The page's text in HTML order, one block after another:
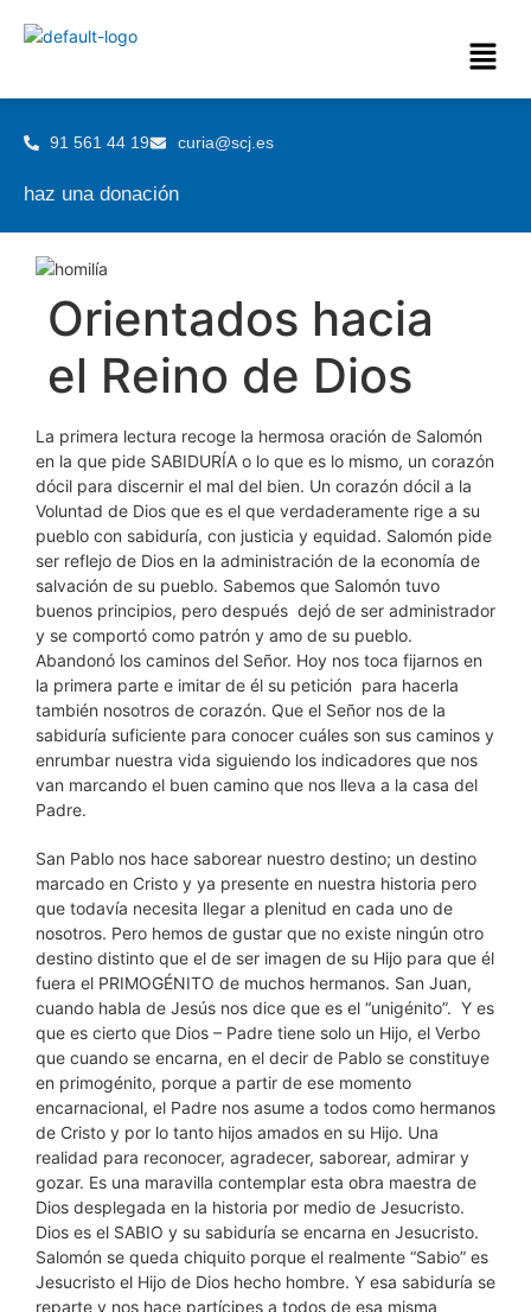
91 561 44 19 curia@scj.es
haz una donación
Orientados hacia
el Reino de Dios
La primera lectura recoge la hermosa oración de Salomón
en la que pide SABIDURÍA o lo que es lo mismo, un corazón
dócil para discernir el mal del bien. Un corazón dócil a la
Voluntad de Dios que es el que verdaderamente rige a su
pueblo con sabiduría, con justicia y equidad. Salomón pide
ser reflejo de Dios en la administración de la economía de
salvación de su pueblo. Sabemos que Salomón tuvo
buenos principios, pero después dejó de ser administrador
y se comportó como patrón y amo de su pueblo.
Abandonó los caminos del Señor. Hoy nos toca fijarnos en
la primera parte e imitar de él su petición para hacerla
también nosotros de corazón. Que el Señor nos de la
sabiduría suficiente para conocer cuáles son sus caminos y
enrumbar nuestra vida siguiendo los indicadores que nos
van marcando el buen camino que nos lleva a la casa del
Padre.
San Pablo nos hace saborear nuestro destino; un destino
marcado en Cristo y ya presente en nuestra historia pero
que todavía necesita llegar a plenitud en cada uno de
nosotros. Pero hemos de gustar que no existe ningún otro
destino distinto que el de ser imagen de su Hijo para que él
fuera el PRIMOGÉNITO de muchos hermanos. San Juan,
cuando habla de Jesús nos dice que es el “unigénito”. Y es
que es cierto que Dios – Padre tiene solo un Hijo, el Verbo
que cuando se encarna, en el decir de Pablo se constituye
en primogénito, porque a partir de ese momento
encarnacional, el Padre nos asume a todos como hermanos
de Cristo y por lo tanto hijos amados en su Hijo. Una
realidad para reconocer, agradecer, saborear, admirar y
gozar. Es una maravilla contemplar esta obra maestra de
Dios desplegada en la historia por medio de Jesucristo.
Dios es el SABIO y su sabiduría se encarna en Jesucristo.
Salomón se queda chiquito porque el realmente “Sabio” es
Jesucristo el Hijo de Dios hecho hombre. Y esa sabiduría se
reparte y nos hace partícipes a todos de esa misma